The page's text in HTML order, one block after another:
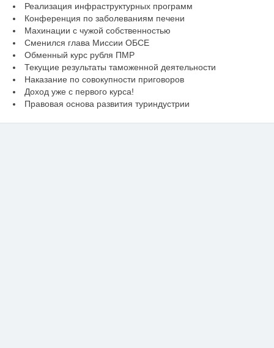
Реализация инфраструктурных программ
Конференция по заболеваниям печени
Махинации с чужой собственностью
Сменился глава Миссии ОБСЕ
Обменный курс рубля ПМР
Текущие результаты таможенной деятельности
Наказание по совокупности приговоров
Доход уже с первого курса!
Правовая основа развития туриндустрии